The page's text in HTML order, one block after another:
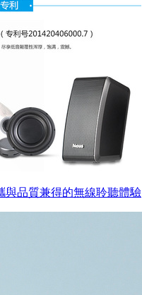
與品質兼得的無線聆聽體驗